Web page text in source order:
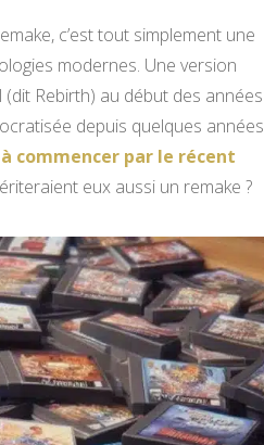
c’est tout simplement une
modernes. Une version
Rebirth) au début des années
depuis quelques années
à commencer par le récent
eux aussi un remake ?